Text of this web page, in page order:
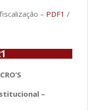
– PDF1 /
–